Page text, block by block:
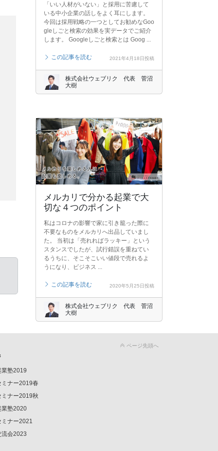
「いい人材がいない」と採用に苦慮して
いる中小企業の話しをよく耳にします。
今回は採用戦略の一つとしてお勧めなGoo
gleしごと検索の効果を実データでご紹介
します。 Googleしごと検索とは Goog ...
この記事を読む 2021年4月18日投稿
株式会社ウェブリク 代表 菅沼
大樹
メルカリで分かる起業で大
切な４つのポイント
私はコロナの影響で家に引き籠った際に
不要なものをメルカリへ出品していまし
た。 当初は「売れればラッキー」という
スタンスでしたが、試行錯誤を重ねてい
るうちに、そこそこいい値段で売れるよ
うになり、ビジネス ...
この記事を読む 2020年5月25日投稿
株式会社ウェブリク 代表 菅沼
大樹
ページ先頭へ
業塾2019
ミナー2019春
ナー2019秋
業塾2020
ナー2021
流会2023